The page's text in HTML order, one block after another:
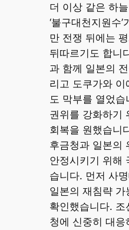
더 이상 같은 하
‘불구대천지원수
만 전쟁 뒤에는
뒤따르기도 합니
과 함께 일본의
리고 도쿠가와 이
도 막부를 열었
권위를 강화하기
회복을 원했습니
후금청과 일본의
안정시키기 위해
습니다. 먼저 사
일본의 재침략
확인했습니다. 조
청에 신중히 대응